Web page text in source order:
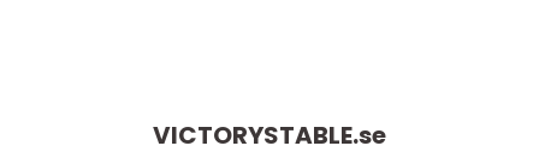
VICTORYSTABLE.se